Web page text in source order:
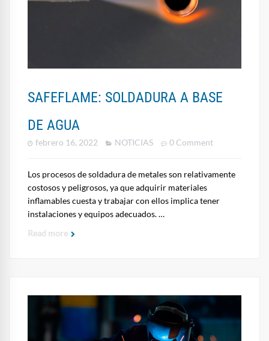
SAFEFLAME: SOLDADURA A BASE
DE AGUA
febrero 16, 2022 NOTICIAS 0 Comment
Los procesos de soldadura de metales son relativamente
costosos y peligrosos, ya que adquirir materiales
inflamables cuesta y trabajar con ellos implica tener
instalaciones y equipos adecuados. …
Read more